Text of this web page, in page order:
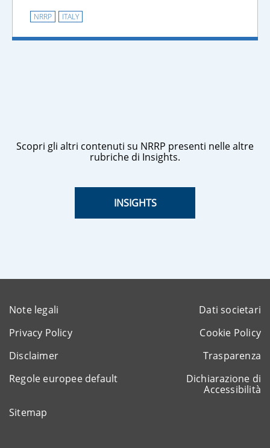
NRRP ITALY
Scopri gli altri contenuti su NRRP presenti nelle altre
rubriche di Insights.
INSIGHTS
Note legali
Dati societari
Privacy Policy
Cookie Policy
Disclaimer
Trasparenza
Regole europee default
Dichiarazione di
Accessibilità
Sitemap